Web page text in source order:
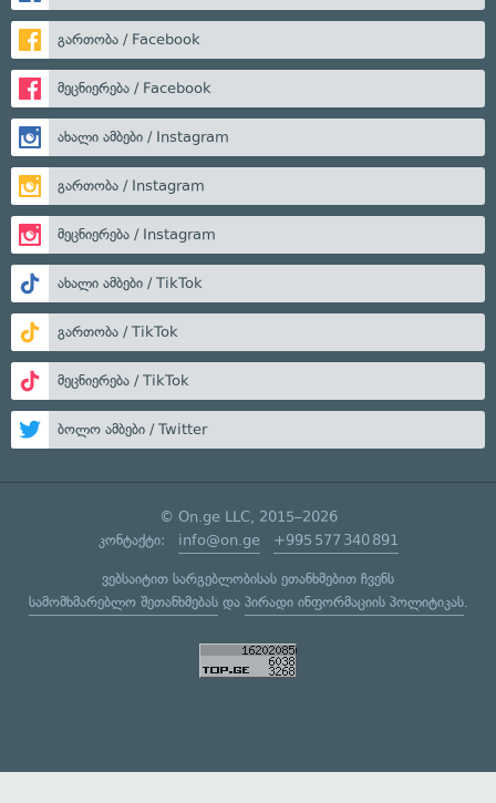
გართობა / Facebook
მეცნიერება / Facebook
ახალი ამბები / Instagram
გართობა / Instagram
მეცნიერება / Instagram
ახალი ამბები / TikTok
გართობა / TikTok
მეცნიერება / TikTok
ბოლო ამბები / Twitter
© On.ge LLC, 2015–2026
კონტაქტი: info@on.ge +995 577 340 891
ვებსაიტით სარგებლობისას ეთანხმებით ჩვენს
სამომხმარებლო შეთანხმებასდა პირადი ინფორმაციის პოლიტიკას.